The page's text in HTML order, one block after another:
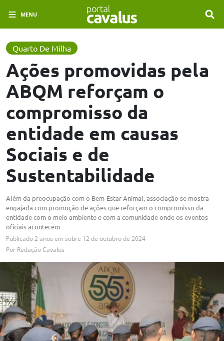
MENU
Quarto De Milha
Ações promovidas pela
ABQM reforçam o
compromisso da
entidade em causas
Sociais e de
Sustentabilidade
Além da preocupação com o Bem-Estar Animal, associação se mostra
engajada com promoção de ações que reforçam o compromisso da
entidade com o meio ambiente e com a comunidade onde os eventos
oficiais acontecem
Publicado2 anos em sobre 12 de outubro de 2024
Por Redação Cavalus